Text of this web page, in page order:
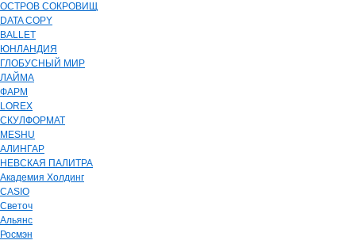
ОСТРОВ СОКРОВИЩ
DATA COPY
BALLET
ЮНЛАНДИЯ
ГЛОБУСНЫЙ МИР
ЛАЙМА
ФАРМ
LOREX
СКУЛФОРМАТ
MESHU
АЛИНГАР
НЕВСКАЯ ПАЛИТРА
Академия Холдинг
CASIO
Светоч
Альянс
Росмэн